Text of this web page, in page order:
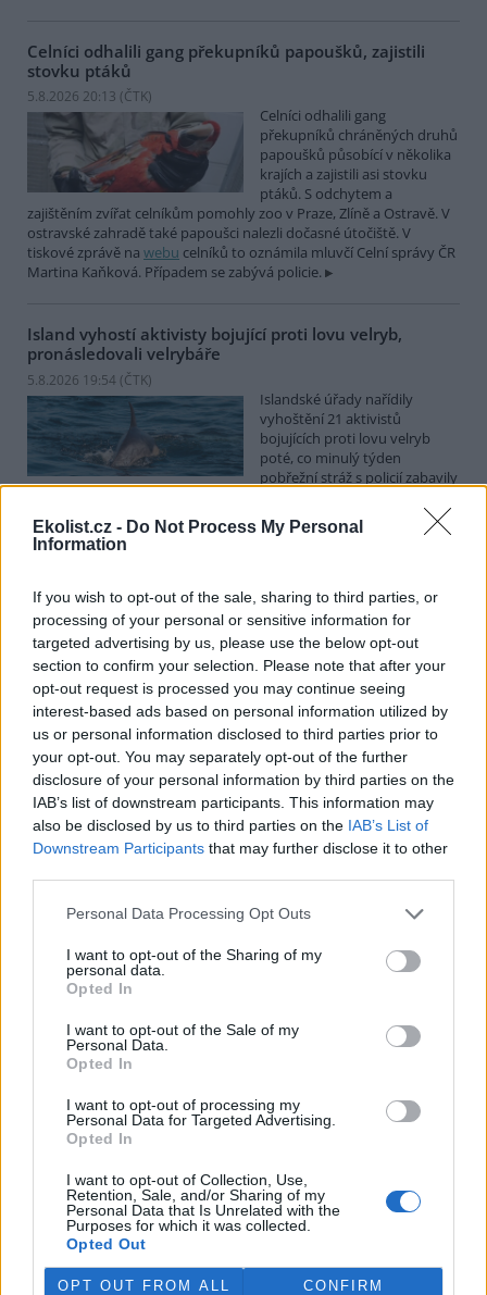
Ekolist.cz - Do Not Process My Personal
Information
If you wish to opt-out of the sale, sharing to third parties, or
processing of your personal or sensitive information for
targeted advertising by us, please use the below opt-out
section to confirm your selection. Please note that after your
opt-out request is processed you may continue seeing
interest-based ads based on personal information utilized by
us or personal information disclosed to third parties prior to
your opt-out. You may separately opt-out of the further
disclosure of your personal information by third parties on the
IAB’s list of downstream participants. This information may
also be disclosed by us to third parties on the IAB’s List of
Downstream Participants that may further disclose it to other
Personal Data Processing Opt Outs
I want to opt-out of the Sharing of my
personal data.
Opted In
I want to opt-out of the Sale of my
Personal Data.
Opted In
I want to opt-out of processing my
Personal Data for Targeted Advertising.
Opted In
I want to opt-out of Collection, Use,
Retention, Sale, and/or Sharing of my
Personal Data that Is Unrelated with the
Purposes for which it was collected.
Opted Out
OPT OUT FROM ALL CONFIRM
Celníci odhalili gang překupníků papoušků, zajistili
stovku ptáků
5.8.2026 20:13 (ČTK)
Celníci odhalili gang
překupníků chráněných druhů
papoušků působící v několika
krajích a zajistili asi stovku
ptáků. S odchytem a
zajištěním zvířat celníkům pomohly zoo v Praze, Zlíně a Ostravě. V
ostravské zahradě také papoušci nalezli dočasné útočiště. V
tiskové zprávě na webu celníků to oznámila mluvčí Celní správy ČR
Martina Kaňková. Případem se zabývá policie.
Island vyhostí aktivisty bojující proti lovu velryb,
pronásledovali velrybáře
5.8.2026 19:54 (ČTK)
Islandské úřady nařídily
vyhoštění 21 aktivistů
bojujících proti lovu velryb
poté, co minulý týden
pobřežní stráž s policií zabavily
patřící nadaci kanadsko-amerického ekologického aktivisty Paula
Watsona jsou od té doby zadržováni v Reykjavíku. Sám Watson na
palubě nebyl. Píše o tom agentura AFP s odvoláním na islandskou
Záchranná stanice v Praze přijímá kvůli vedrům více
volně žijících zvířat
5.8.2026 17:40 | PRAHA (ČTK)
Kvůli vysokým letním
teplotám pracovníci pražské
záchranné stanice pro volně
žijící živočichy přijímají více
zvířat, nejčastěji
dehydratovaná a vysílená mláďata ptáků nebo veverek. ČTK to
sdělila mluvčí stanice Petra Fišerová. Během současné vlny veder
stanice denně ošetří desítky živočichů, při první letošní vlně horka
jich za jeden týden přijali rekordních 578.
V rybnících Rybářství Třeboň vyschla třetina vody,
5.8.2026 15:42 (ČTK)
Diskuse: 1
které hospodaří na 8000
hektarech vodní plochy, chybí
75 milionů metrů krychlových vody je v rybnících o 28 milionů
metrů krychlových vody méně. Každý týden se kvůli extrémně
vysokým teplotám a nedostatku srážek odpaří další 2,5 procenta.
protože by jinak ryby uhynuly, řekl provozní ředitel Rybářství
Třeboň Vladimír Kukačka.
Hladina Dunaje je na rekordním minimu; lodě uvázly,
rybáři jsou bez práce